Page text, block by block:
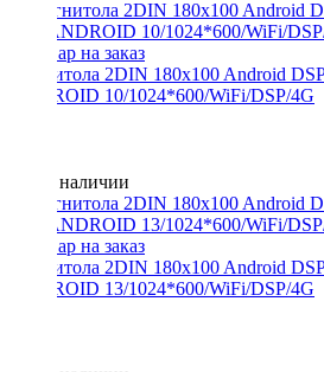
Магнитола 2DIN 180x100 Android
ANDROID 10/1024*600/WiFi/DSP/4G
Нет в наличии
Магнитола 2DIN 180x100 Android
ANDROID 13/1024*600/WiFi/DSP/4G